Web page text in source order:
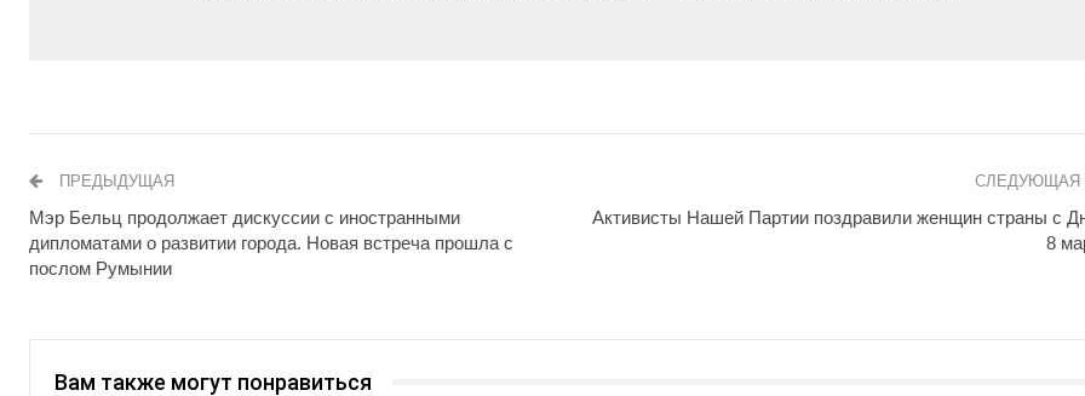
ПРЕДЫДУЩАЯ
Мэр Бельц продолжает дискуссии с иностранными
дипломатами о развитии города. Новая встреча прошла с
послом Румынии
СЛЕДУЮЩАЯ
Активисты Нашей Партии поздравили женщин страны с
8
Вам также могут понравиться